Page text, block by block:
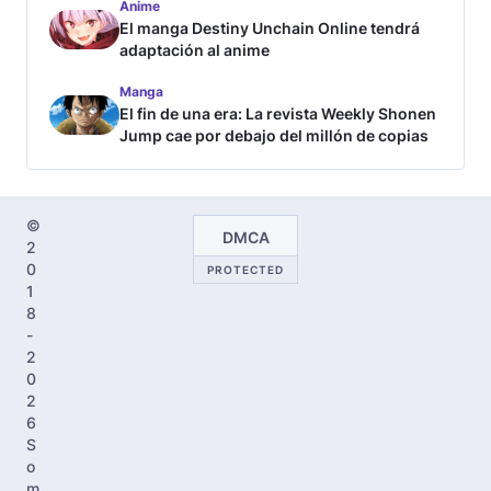
Anime
El manga Destiny Unchain Online tendrá
adaptación al anime
Manga
El fin de una era: La revista Weekly Shonen
Jump cae por debajo del millón de copias
©
2
0
1
8
-
2
0
2
6
S
o
DMCA
PROTECTED